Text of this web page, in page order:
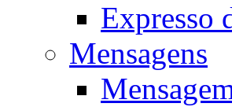
Expresso
Mensagens